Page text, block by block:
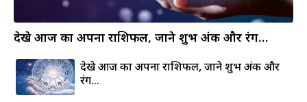
देखे आज का अपना राशिफल, जाने शुभ अंक और रंग…
देखे आज का अपना राशिफल, जाने शुभ अंक और
रंग…